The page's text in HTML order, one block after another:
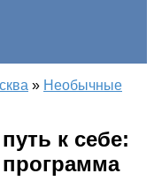
» Необычные
к себе:
программа